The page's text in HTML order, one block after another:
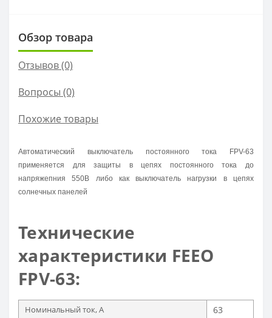
Обзор товара
Отзывов (0)
Вопросы (0)
Похожие товары
Автоматический выключатель постоянного тока FPV-63
применяется для защиты в цепях постоянного тока до
напряжепния 550В либо как выключатель нагрузки в цепях
солнечных панелей
Технические
характеристики FEEO
FPV-63:
Номинальный ток, А 63